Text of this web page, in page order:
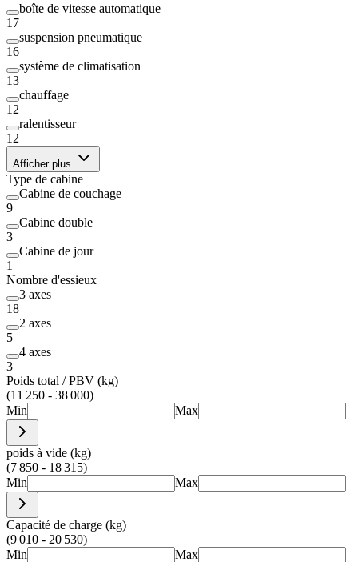
boîte de vitesse automatique
17
suspension pneumatique
16
système de climatisation
13
chauffage
12
ralentisseur
12
Afficher plus
Type de cabine
Cabine de couchage
9
Cabine double
3
Cabine de jour
1
Nombre d'essieux
3 axes
18
2 axes
5
4 axes
3
Poids total / PBV (kg)
(11 250 - 38 000)
Min
Max
poids à vide (kg)
(7 850 - 18 315)
Min
Max
Capacité de charge (kg)
(9 010 - 20 530)
Min
Max